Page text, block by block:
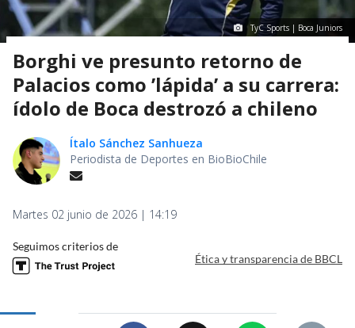
TyC Sports | Boca Juniors
Borghi ve presunto retorno de
Palacios como ’lápida’ a su carrera:
ídolo de Boca destrozó a chileno
Ítalo Sánchez Sanhueza
Periodista de Deportes en BioBioChile
Martes 02 junio de 2026 | 14:19
Seguimos criterios de
Ética y transparencia de BBCL